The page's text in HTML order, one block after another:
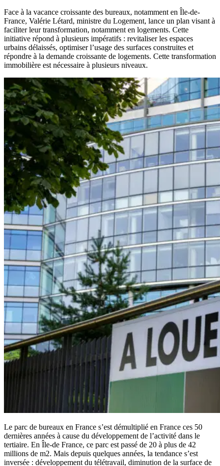
Face à la vacance croissante des bureaux, notamment en Île-de-
France, Valérie Létard, ministre du Logement, lance un plan visant à
faciliter leur transformation, notamment en logements. Cette
initiative répond à plusieurs impératifs : revitaliser les espaces
urbains délaissés, optimiser l’usage des surfaces construites et
répondre à la demande croissante de logements. Cette transformation
immobilière est nécessaire à plusieurs niveaux.
Le parc de bureaux en France s’est démultiplié en France ces 50
dernières années à cause du développement de l’activité dans le
tertiaire. En Île-de France, ce parc est passé de 20 à plus de 42
millions de m2. Mais depuis quelques années, la tendance s’est
inversée : développement du télétravail, diminution de la surface de